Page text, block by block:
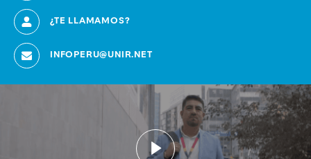
¿TE LLAMAMOS?
INFOPERU@UNIR.NET